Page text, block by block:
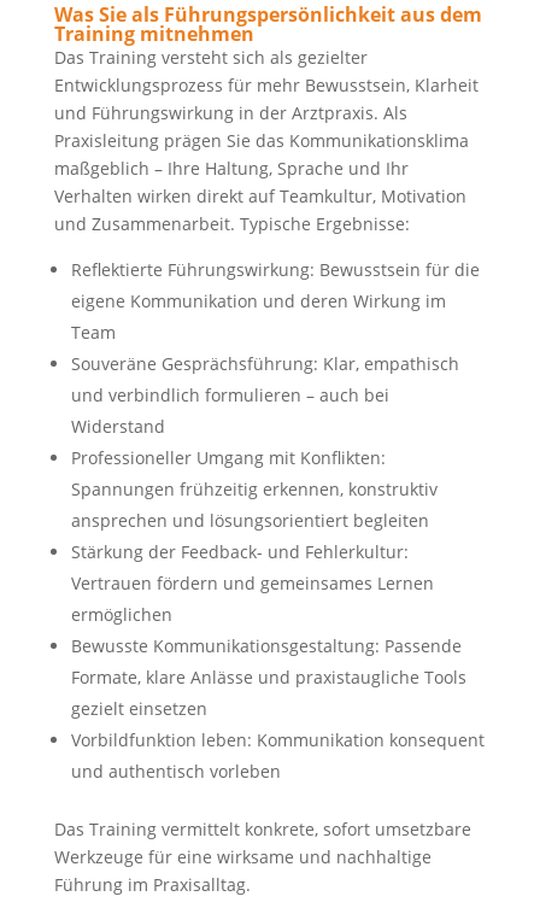
Was Sie als Führungspersönlichkeit aus dem
Training mitnehmen
Das Training versteht sich als gezielter
Entwicklungsprozess für mehr Bewusstsein, Klarheit
und Führungswirkung in der Arztpraxis. Als
Praxisleitung prägen Sie das Kommunikationsklima
maßgeblich – Ihre Haltung, Sprache und Ihr
Verhalten wirken direkt auf Teamkultur, Motivation
und Zusammenarbeit. Typische Ergebnisse:
Reflektierte Führungswirkung: Bewusstsein für die
eigene Kommunikation und deren Wirkung im
Team
Souveräne Gesprächsführung: Klar, empathisch
und verbindlich formulieren – auch bei
Widerstand
Professioneller Umgang mit Konflikten:
Spannungen frühzeitig erkennen, konstruktiv
ansprechen und lösungsorientiert begleiten
Stärkung der Feedback- und Fehlerkultur:
Vertrauen fördern und gemeinsames Lernen
ermöglichen
Bewusste Kommunikationsgestaltung: Passende
Formate, klare Anlässe und praxistaugliche Tools
gezielt einsetzen
Vorbildfunktion leben: Kommunikation konsequent
und authentisch vorleben
Das Training vermittelt konkrete, sofort umsetzbare
Werkzeuge für eine wirksame und nachhaltige
Führung im Praxisalltag.